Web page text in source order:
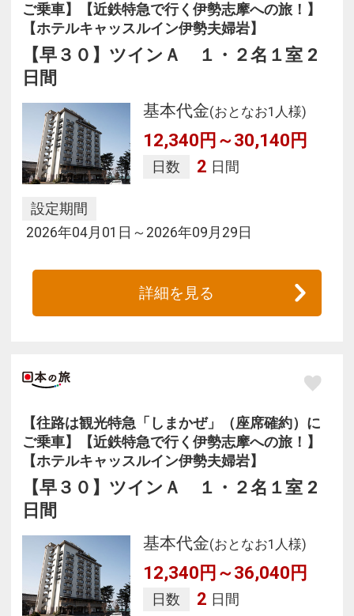
ご乗車】【近鉄特急で行く伊勢志摩への旅！】
【ホテルキャッスルイン伊勢夫婦岩】
【早３０】ツインＡ １・２名１室 2
日間
基本代金(おとなお1人様)
12,340円～30,140円
日数 2 日間
設定期間
2026年04月01日～2026年09月29日
詳細を見る
【往路は観光特急「しまかぜ」（座席確約）に
ご乗車】【近鉄特急で行く伊勢志摩への旅！】
【ホテルキャッスルイン伊勢夫婦岩】
【早３０】ツインＡ １・２名１室 2
日間
基本代金(おとなお1人様)
12,340円～36,040円
日数 2 日間